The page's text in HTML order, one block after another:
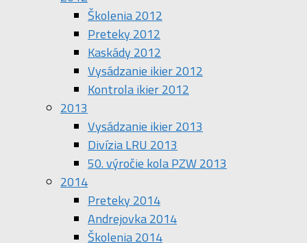
Školenia 2012
Preteky 2012
Kaskády 2012
Vysádzanie ikier 2012
Kontrola ikier 2012
2013
Vysádzanie ikier 2013
Divízia LRU 2013
50. výročie kola PZW 2013
2014
Preteky 2014
Andrejovka 2014
Školenia 2014